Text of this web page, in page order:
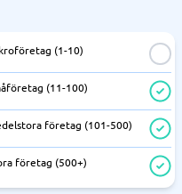
(1-10)
(11-100)
företag (101-500)
företag (500+)